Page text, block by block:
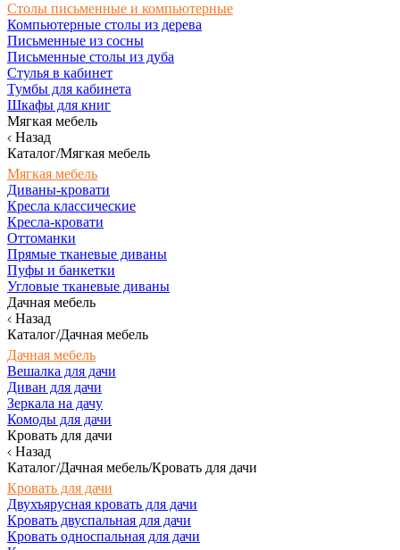
Столы письменные и компьютерные
Компьютерные столы из дерева
Письменные из сосны
Письменные столы из дуба
Стулья в кабинет
Тумбы для кабинета
Шкафы для книг
Мягкая мебель
Назад
Каталог/Мягкая мебель
Мягкая мебель
Диваны-кровати
Кресла классические
Кресла-кровати
Оттоманки
Прямые тканевые диваны
Пуфы и банкетки
Угловые тканевые диваны
Дачная мебель
Назад
Каталог/Дачная мебель
Дачная мебель
Вешалка для дачи
Диван для дачи
Зеркала на дачу
Комоды для дачи
Кровать для дачи
Назад
Каталог/Дачная мебель/Кровать для дачи
Кровать для дачи
Двухъярусная кровать для дачи
Кровать двуспальная для дачи
Кровать односпальная для дачи